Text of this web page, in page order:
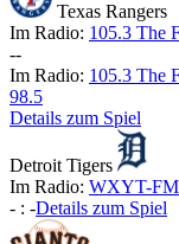
Texas Rangers
Im Radio: 105.3 The
--
Im Radio: 105.3 The
98.5
Details zum Spiel
Detroit Tigers
Im Radio: WXYT-FM
- : -Details zum Spiel